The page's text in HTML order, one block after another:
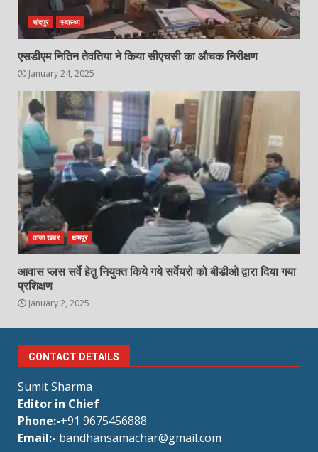
चांदपुर स्वास्थ्य
एसडीएम नितिन तेवतिया ने किया सीएचसी का औचक निरीक्षण
January 24, 2025
ताजा खबर धामपुर
आवास प्लस सर्वे हेतु नियुक्त किये गये सर्वेयरो को बीडीओ द्वारा दिया गया
प्रशिक्षण
January 2, 2025
CONTACT DETAILS
Sumit Sharma
Editor in Chief
Phone:-+91 9675456888
Email:- bandhansamachar@gmail.com